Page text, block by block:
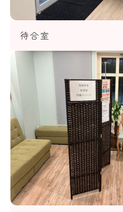
待合室